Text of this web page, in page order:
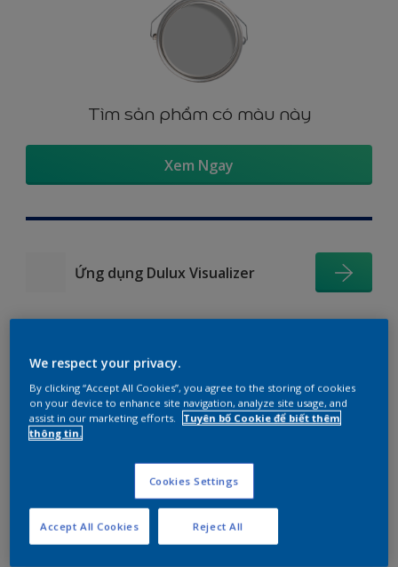
Tìm sản phẩm có màu này
Xem Ngay
Ứng dụng Dulux Visualizer
Gợi ý phối màu
We respect your privacy.
By clicking “Accept All Cookies”, you agree to the storing of cookies
on your device to enhance site navigation, analyze site usage, and
assist in our marketing efforts.
Tuyên bố Cookie để biết thêm
thông tin.
Cookies Settings
Reject All
Accept All Cookies